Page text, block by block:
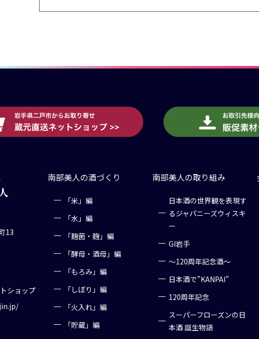
13
ショップ
南部美人の酒づくり
「米」編
「水」編
「麹菌・麹」編
「酵母・酒母」編
「もろみ」編
「しぼり」編
「火入れ」編
「貯蔵」編
南部美人の取り組み
日本酒の世界観を表現す
るジャパニーズウィスキ
ー
GI岩手
～120周年記念酒～
日本酒で”KANPAI”
120周年記念
スーパーフローズンの日
本酒 誕生物語